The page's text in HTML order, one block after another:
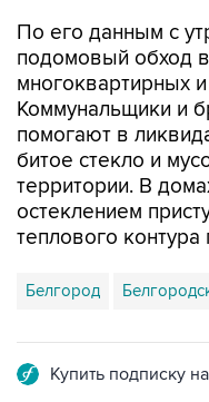
По его данным с
подомовый обход
многоквартирных
Коммунальщики и
помогают в
битое стекло и
территории. В
остеклением
теплового
Белгород
Купить подписку